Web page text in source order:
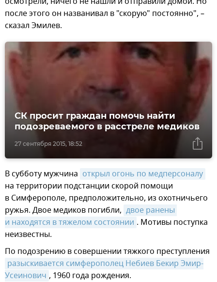
после этого он названивал в "скорую" постоянно", –
сказал Эмилев.
27 сентября 2015, 18:52
СК просит граждан помочь найти
подозреваемого в расстреле медиков
В субботу мужчина открыл огонь по медперсоналу
на территории подстанции скорой помощи
в Симферополе, предположительно, из охотничьего
ружья. Двое медиков погибли, двое ранены
и находятся в тяжелом состоянии . Мотивы поступка
неизвестны.
По подозрению в совершении тяжкого преступления
разыскивается симферополец Небиев Бекир Эмир-
Усеинович , 1960 года рождения.